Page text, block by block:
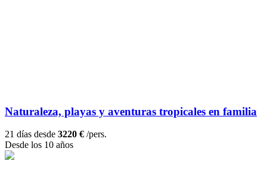
Naturaleza, playas y aventuras tropicales en familia
21 días desde 3220 € /pers.
Desde los 10 años